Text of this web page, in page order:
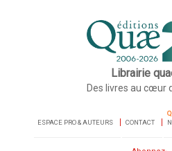
Librairie
Des livres au cœur
ESPACE PRO & AUTEURS CONTACT